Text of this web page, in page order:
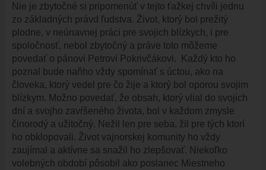
O VAJNOROCH
HISTÓRIA VAJNOR
VAJNORY V MÉDIÁCH
AKTUALITY
VAJNORSKÉ NOVINKY
FOTOGALÉRIA
ROZHLAS
ŠKOLSTVO - ŠKOLY
ZARIADENIE PRE SENIOROV "OPATRÍME VÁS"
Nie je zbytočné si pripomenúť v tejto ťažkej chvíli jednu
zo základných právd ľudstva. Život, ktorý bol prežitý
plodne, v neúnavnej práci pre svojich blízkych, i pre
spoločnosť, nebol zbytočný a práve toto môžeme
povedať o pánovi Petrovi Pokrivčákovi. Každý kto ho
poznal bude naňho vždy spomínať s úctou, ako na
človeka, ktorý vedel pre čo žije a ktorý bol oporou svojim
blízkym. Možno povedať, že obsah, ktorý vlial do svojich
dní a svojho zavŕšeného života, bol v každom zmysle
činorodý a užitočný. Nežil len pre seba, žil pre tých ktorí
ho obklopovali. Život vajnorskej komunity ho vždy
zaujímal a aktívne sa snažil ho zlepšovať. Niekoľko
volebných období pôsobil ako poslanec Miestneho